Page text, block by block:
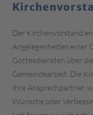
Der Kirchenvorstand
Angelegenheiten einer
Gottesdiensten über
Gemeindearbeit. Die
Ihre Ansprechpartner,
Wünsche oder